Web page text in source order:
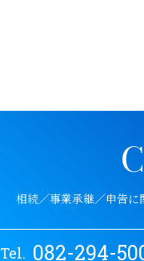
相続／事業承継／申告に
Tel. 082-294-